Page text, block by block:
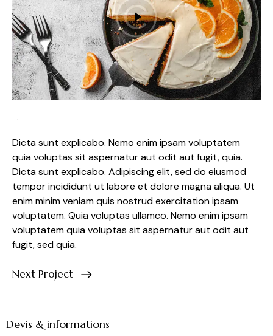
Consectetur adipis
Dicta sunt explicabo. Nemo enim ipsam voluptatem
quia voluptas sit aspernatur aut odit aut fugit, quia.
Dicta sunt explicabo. Adipiscing elit, sed do eiusmod
tempor incididunt ut labore et dolore magna aliqua. Ut
enim minim veniam quis nostrud exercitation ipsam
voluptatem. Quia voluptas ullamco. Nemo enim ipsam
voluptatem quia voluptas sit aspernatur aut odit aut
fugit, sed quia.
Next Project
Devis & informations